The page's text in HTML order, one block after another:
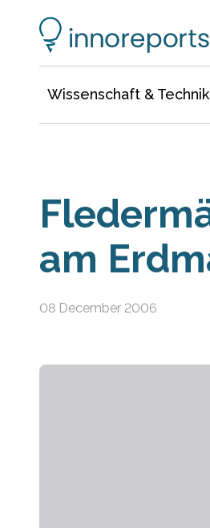
Wissenschaft & Technik
am
08 December 2006